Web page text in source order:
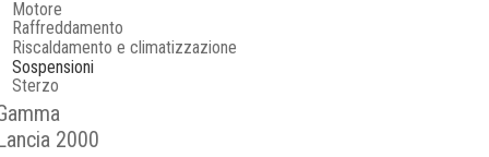
Motore
Raffreddamento
Riscaldamento e climatizzazione
Sospensioni
Sterzo
2000